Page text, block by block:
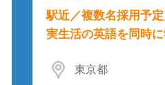
駅近／複数名採用予
実生活の英語を同時
東京都